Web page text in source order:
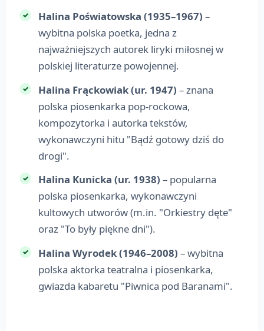
Halina Poświatowska (1935–1967) –
wybitna polska poetka, jedna z
najważniejszych autorek liryki miłosnej w
polskiej literaturze powojennej.
Halina Frąckowiak (ur. 1947) – znana
polska piosenkarka pop-rockowa,
kompozytorka i autorka tekstów,
wykonawczyni hitu "Bądź gotowy dziś do
drogi".
Halina Kunicka (ur. 1938) – popularna
polska piosenkarka, wykonawczyni
kultowych utworów (m.in. "Orkiestry dęte"
oraz "To były piękne dni").
Halina Wyrodek (1946–2008) – wybitna
polska aktorka teatralna i piosenkarka,
gwiazda kabaretu "Piwnica pod Baranami".